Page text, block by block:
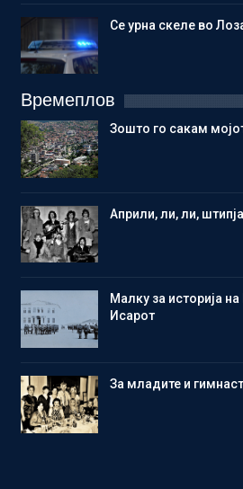
Се урна скеле во
Времеплов
Зошто го сакам
Aприли, ли, ли,
Малку за историја
Исарот
Зa младите и